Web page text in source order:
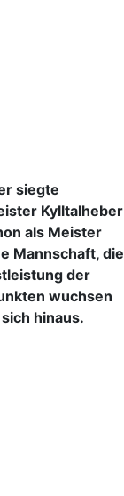
siegte
Kylltalheber
als Meister
Mannschaft, die
der
wuchsen
hinaus.